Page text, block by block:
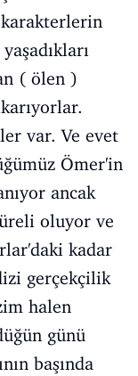
( ölen )
var. Ve evet
Ömer'in
ancak
oluyor ve
kadar
gerçekçilik
halen
günü
başında